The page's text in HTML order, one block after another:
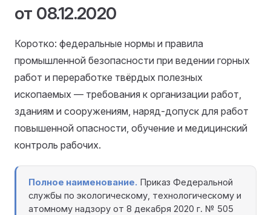
от 08.12.2020
Коротко: федеральные нормы и правила
промышленной безопасности при ведении горных
работ и переработке твёрдых полезных
ископаемых — требования к организации работ,
зданиям и сооружениям, наряд-допуск для работ
повышенной опасности, обучение и медицинский
контроль рабочих.
Полное наименование. Приказ Федеральной
службы по экологическому, технологическому и
атомному надзору от 8 декабря 2020 г. № 505